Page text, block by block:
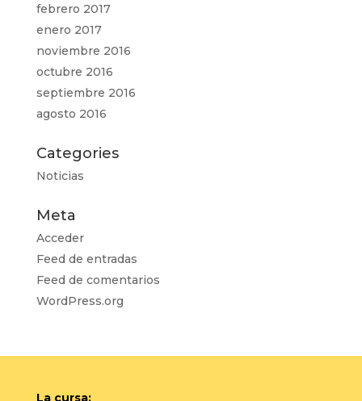
febrero 2017
enero 2017
noviembre 2016
octubre 2016
septiembre 2016
agosto 2016
Categories
Noticias
Meta
Acceder
Feed de entradas
Feed de comentarios
WordPress.org
La cursa: